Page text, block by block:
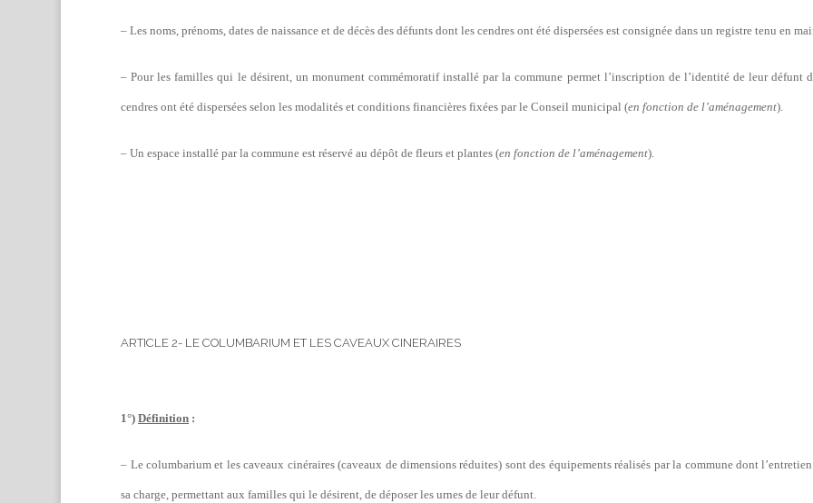
– Les noms, prénoms, dates de naissance et de décès des défunts dont les cendres ont été dispersées est consignée dans un registre tenu en
– Pour les familles qui le désirent, un monument commémoratif installé par la commune permet l’inscription de l’identité de leur défunt
cendres ont été dispersées selon les modalités et conditions financières fixées par le Conseil municipal (en fonction de l’aménagement).
– Un espace installé par la commune est réservé au dépôt de fleurs et plantes (en fonction de l’aménagement).
ARTICLE 2- LE COLUMBARIUM ET LES CAVEAUX CINERAIRES
1°)Définition :
– Le columbarium et les caveaux cinéraires (caveaux de dimensions réduites) sont des équipements réalisés par la commune dont l’entretien
sa charge, permettant aux familles qui le désirent, de déposer les urnes de leur défunt.